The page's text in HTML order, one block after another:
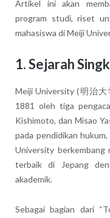
Artikel ini akan
program studi, riset
mahasiswa di Meiji
1. Sejarah
Meiji University (明治大
1881 oleh tiga
Kishimoto, dan Misao
pada pendidikan
University berkembang
terbaik di Jepang
akademik.
Sebagai bagian dari